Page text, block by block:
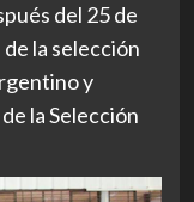
del 25 de
la selección
y
la Selección